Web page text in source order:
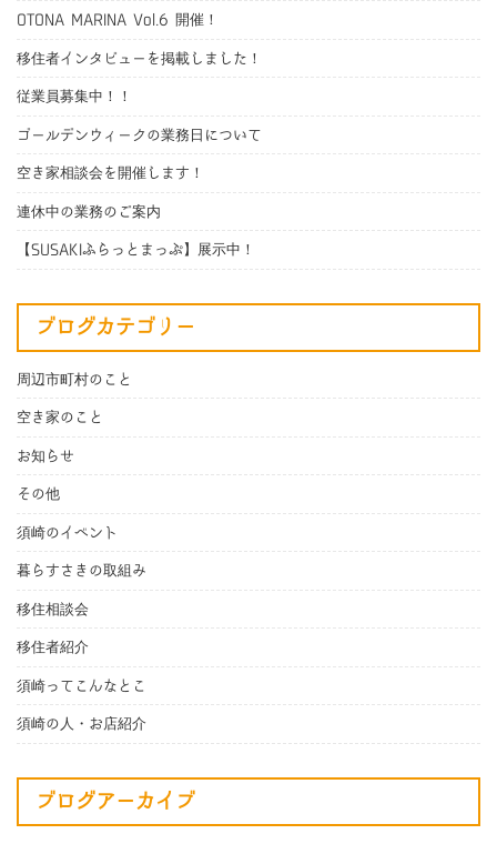
OTONA MARINA Vol.6 開催！
移住者インタビューを掲載しました！
従業員募集中！！
ゴールデンウィークの業務日について
空き家相談会を開催します！
連休中の業務のご案内
【SUSAKIふらっとまっぷ】展示中！
ブログカテゴリー
周辺市町村のこと
空き家のこと
お知らせ
その他
須崎のイベント
暮らすさきの取組み
移住相談会
移住者紹介
須崎ってこんなとこ
須崎の人・お店紹介
ブログアーカイブ